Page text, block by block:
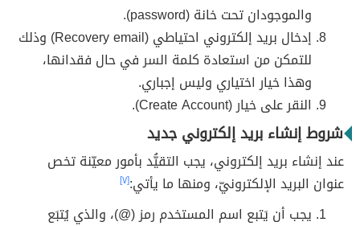
والموجودان تحت خانة (password).
إدخال بريد إلكتروني احتياطي (Recovery email) وذلك
للتمكن من استعادة كلمة السر في حال فقدانها،
وهذا خيار اختياري وليس إجباري.
النقر على خيار (Create Account).
شروط إنشاء بريد إلكتروني جديد
عند إنشاء بريد إلكتروني، يجب التقيُّد بأمور معيّنة تخص
عنوان البريد الإلكترونيّ، ومنها ما يأتي:[٧]
يجب أن يَتبع اسم المستخدم رمز (@)، والذي يُتبَع